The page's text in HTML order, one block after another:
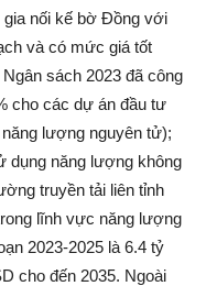
nối kế bờ Đồng với
và có mức giá tốt
sách 2023 đã công
cho các dự án đầu tư
lượng nguyên tử);
dụng năng lượng không
truyền tải liên tỉnh
lĩnh vực năng lượng
2023-2025 là 6.4 tỷ
cho đến 2035. Ngoài